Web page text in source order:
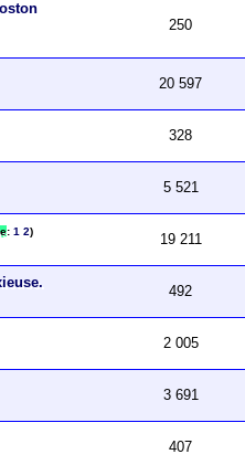
250
20 597
328
5 521
:1 2) 19 211
492
2 005
3 691
407